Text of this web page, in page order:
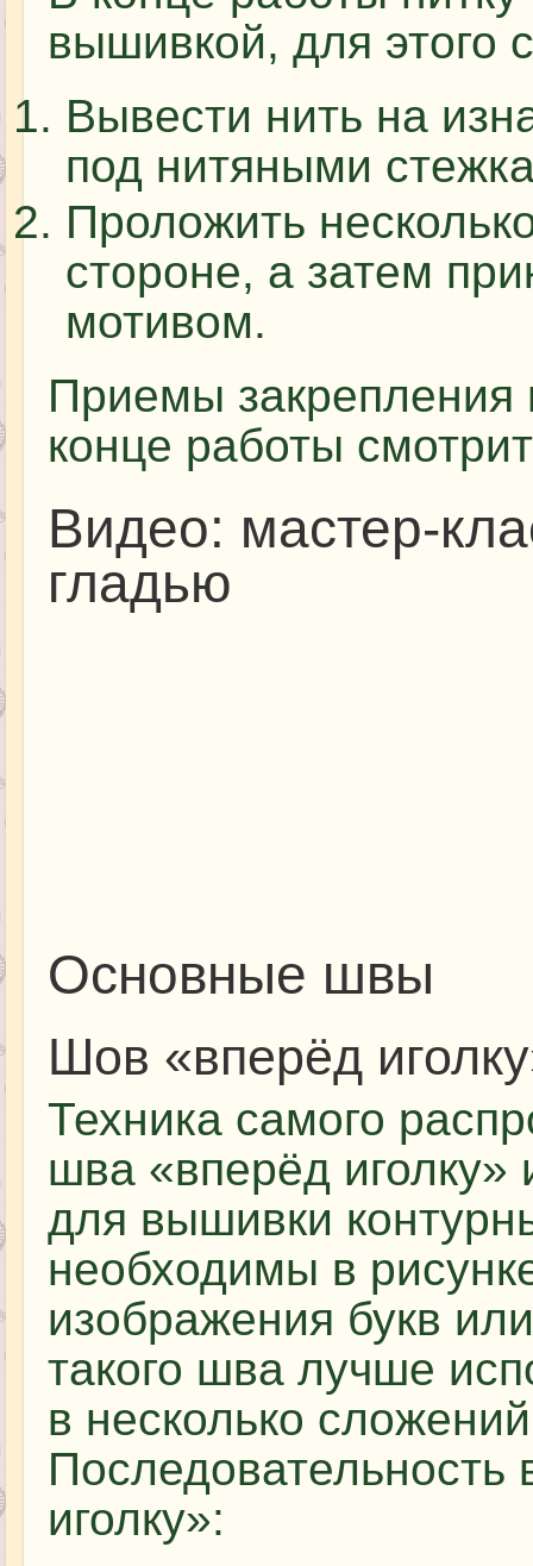
вышивкой, для этого
Вывести нить на
под нитяными
Проложить
стороне, а затем
мотивом.
Приемы закрепления
конце работы
Видео: мастер-
гладью
Основные швы
Шов «вперёд
Техника самого
шва «вперёд иголку»
для вышивки
необходимы в
изображения букв
такого шва лучше
в несколько
иголку»: